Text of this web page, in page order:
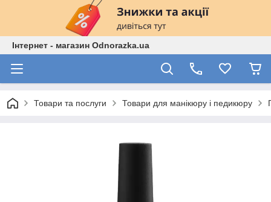
Інтернет - магазин Odnorazka.ua
Товари та послуги Товари для манікюру і педикюру